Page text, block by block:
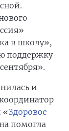
в школу»,
поддержку
и
«Здоровое
помогла